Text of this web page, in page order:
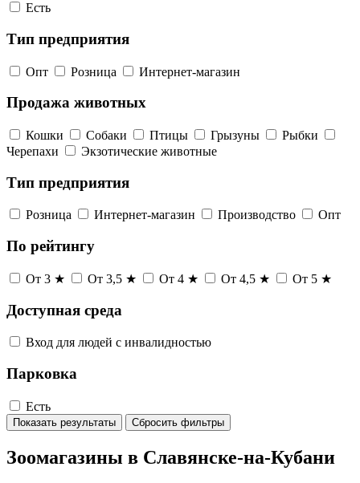
Есть
Тип предприятия
Опт Розница Интернет-магазин
Продажа животных
Кошки Собаки Птицы Грызуны
Рыбки
Черепахи
Экзотические животные
Тип предприятия
Розница Интернет-магазин Производство Опт
По рейтингу
От 3 ★ От 3,5 ★ От 4 ★ От 4,5 ★ От 5 ★
Доступная среда
Вход для людей с инвалидностью
Парковка
Есть
Показать результаты Сбросить фильтры
Зоомагазины в Славянске-на-Кубани